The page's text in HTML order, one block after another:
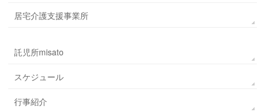
居宅介護支援事業所
託児所misato
スケジュール
行事紹介